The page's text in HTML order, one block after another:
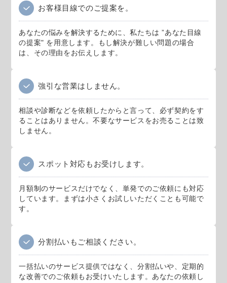
お客様目線でのご提案を。
あなたの悩みを解決するために、私たちは ”あなた目線
の提案" を用意します。もし解決が難しい問題の場合
は、その理由をお伝えします。
強引な営業はしません。
相談や診断などを依頼したからと言って、必ず契約をす
ることはありません。不要なサービスをお売ることは致
しません。
スポット対応もお受けします。
月額制のサービスだけでなく、単発でのご依頼にも対応
しています。まずは小さくお試しいただくことも可能で
す。
分割払いもご相談ください。
一括払いのサービス提供ではなく、分割払いや、定期的
な改善でのご依頼もお受けいたします。あなたの依頼し